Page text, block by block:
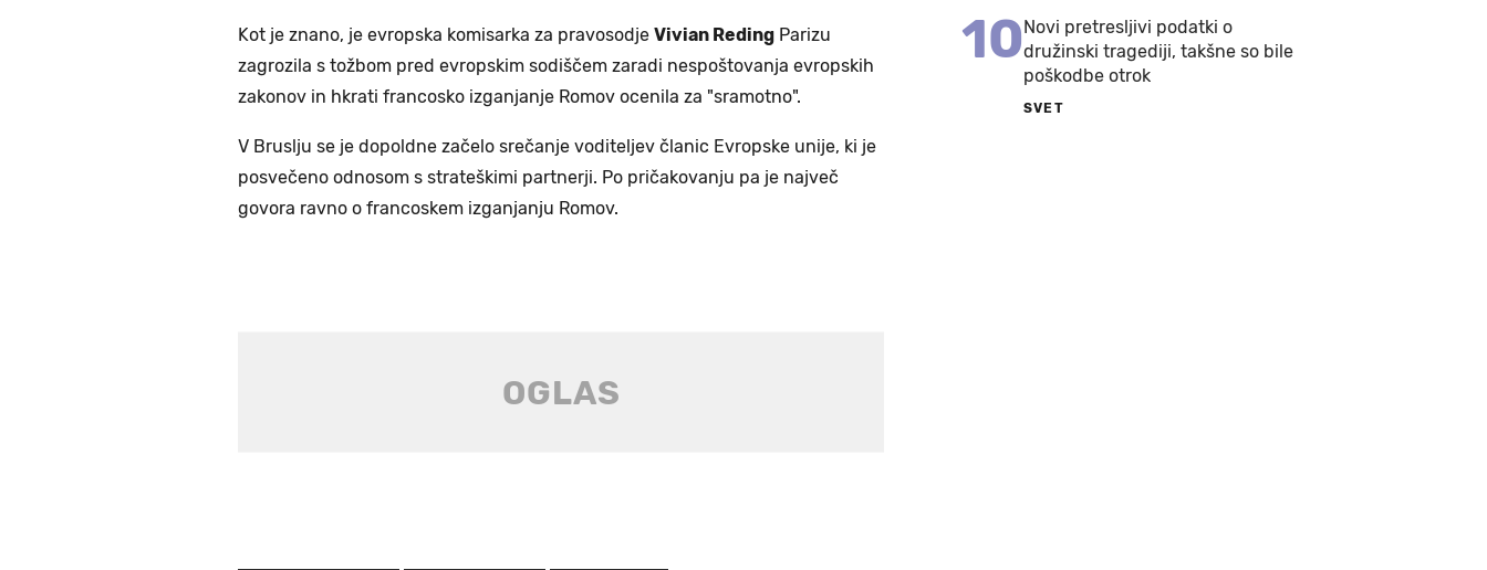
Kot je znano, je evropska komisarka za pravosodje Vivian Reding Parizu
zagrozila s tožbom pred evropskim sodiščem zaradi nespoštovanja evropskih
zakonov in hkrati francosko izganjanje Romov ocenila za "sramotno".
V Bruslju se je dopoldne začelo srečanje voditeljev članic Evropske unije, ki je
posvečeno odnosom s strateškimi partnerji. Po pričakovanju pa je največ
govora ravno o francoskem izganjanju Romov.
10Novi pretresljivi podatki o
družinski tragediji, takšne so bile
poškodbe otrok
SVET